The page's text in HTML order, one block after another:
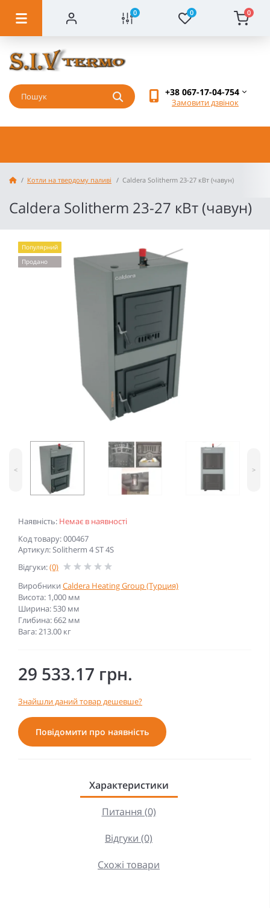
0 0 0
+38 067-17-04-754
Замовити дзвінок
Котли на твердому паливі Caldera Solitherm 23-27 кВт (чавун)
Caldera Solitherm 23-27 кВт (чавун)
Наявність: Немає в наявності
Код товару: 000467
Артикул: Solitherm 4 ST 4S
Відгуки:(0)
Виробники Caldera Heating Group (Турция)
Висота: 1,000 мм
Ширина: 530 мм
Глибина: 662 мм
Вага: 213.00 кг
Популярний
Продано
< >
29 533.17 грн.
Знайшли даний товар дешевше?
Повідомити про наявність
Характеристики
Питання (0)
Відгуки (0)
Схожі товари